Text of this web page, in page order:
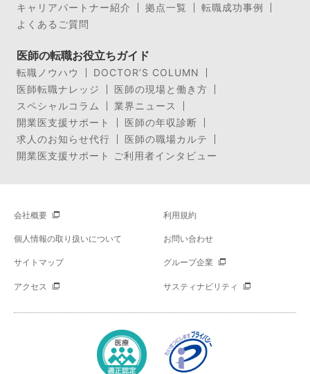
キャリアパートナー紹介
拠点一覧
転職成功事例
よくあるご質問
医師の転職お役立ちガイド
転職ノウハウ
DOCTOR’S COLUMN
医師転職ナレッジ
医師の現場と働き方
スペシャルコラム
業界ニュース
開業医支援サポート
医師の年収診断
求人のお知らせ代行
医師の職場カルテ
開業医支援サポート ご利用者インタビュー
会社概要 利用規約
個人情報の取り扱いについて お問い合わせ
サイトマップ グループ企業
アクセス サスティナビリティ